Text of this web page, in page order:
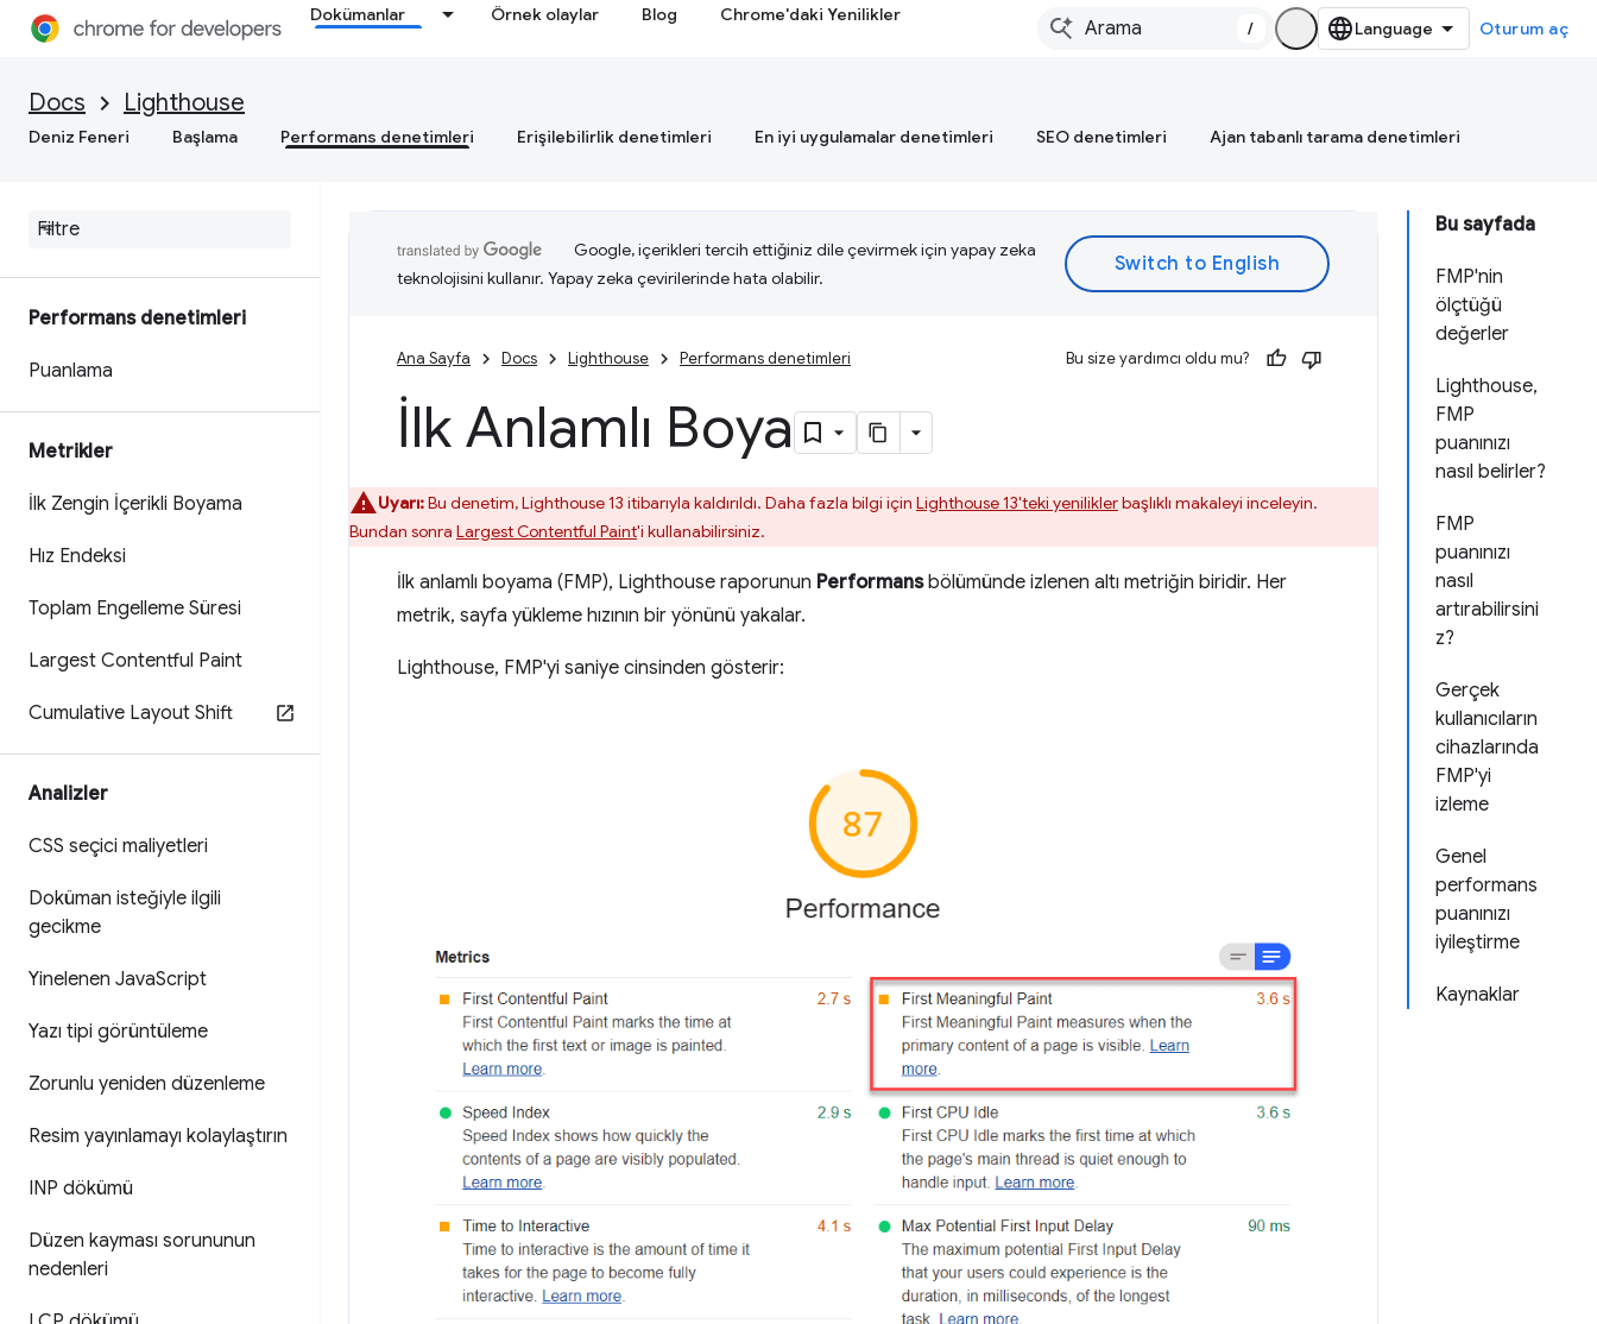
Dokümanlar Örnek olaylar Blog Chrome'daki Yenilikler
/ Oturum aç
Docs Lighthouse
Deniz Feneri Başlama Performans denetimleri Erişilebilirlik denetimleri En iyi uygulamalar denetimleri SEO denetimleri Ajan tabanlı tarama denetimleri
Performans denetimleri
Puanlama
Metrikler
İlk Zengin İçerikli Boyama
Hız Endeksi
Toplam Engelleme Süresi
Largest Contentful Paint
Cumulative Layout Shift
Analizler
CSS seçici maliyetleri
Doküman isteğiyle ilgili
gecikme
Yinelenen JavaScript
Yazı tipi görüntüleme
Zorunlu yeniden düzenleme
Resim yayınlamayı kolaylaştırın
INP dökümü
Düzen kayması sorununun
nedenleri
Bu sayfada
FMP'nin
ölçtüğü
değerler
Lighthouse,
FMP
puanınızı
nasıl belirler?
FMP
puanınızı
nasıl
artırabilirsini
z?
Gerçek
kullanıcıların
cihazlarında
FMP'yi
izleme
Genel
performans
puanınızı
iyileştirme
Kaynaklar
Google, içerikleri tercih ettiğiniz dile çevirmek için yapay zeka
teknolojisini kullanır. Yapay zeka çevirilerinde hata olabilir.
Ana Sayfa Docs Lighthouse Performans denetimleri Bu size yardımcı oldu mu?
İlk Anlamlı Boya
Uyarı:Bu denetim, Lighthouse 13 itibarıyla kaldırıldı. Daha fazla bilgi için Lighthouse 13'teki yeniliklerbaşlıklı makaleyi inceleyin.
Bundan sonra Largest Contentful Paint'i kullanabilirsiniz.
İlk anlamlı boyama (FMP), Lighthouse raporunun Performansbölümünde izlenen altı metriğin biridir. Her
metrik, sayfa yükleme hızının bir yönünü yakalar.
Lighthouse, FMP'yi saniye cinsinden gösterir: